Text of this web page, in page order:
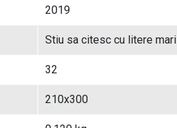
2019
Stiu sa citesc cu litere mari
32
210x300